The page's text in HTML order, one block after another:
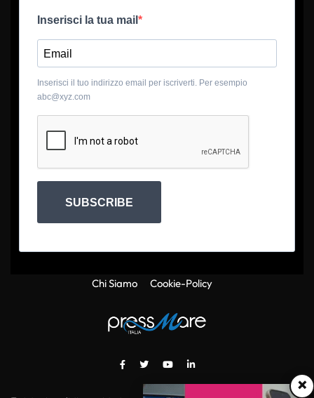
×
Inserisci la tua mail
Inserisci il tuo indirizzo email per iscriverti. Per esempio
abc@xyz.com
SUBSCRIBE
Chi Siamo Cookie-Policy